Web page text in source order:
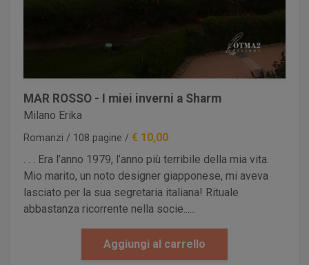
MAR ROSSO - I miei inverni a Sharm
Milano Erika
Romanzi / 108 pagine /€ 10,00
. . . Era l’anno 1979, l’anno più terribile della mia vita.
Mio marito, un noto designer giapponese, mi aveva
lasciato per la sua segretaria italiana! Rituale
abbastanza ricorrente nella socie......
Aggiungi al carrello